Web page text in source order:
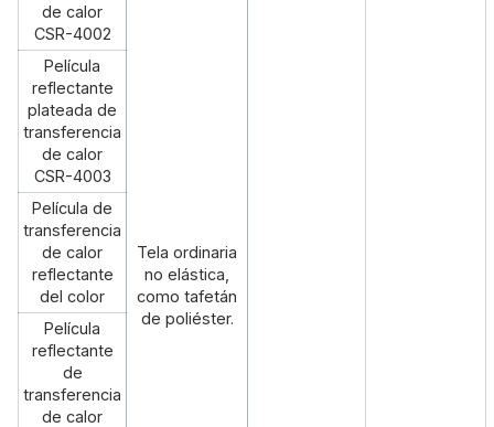
de calor
CSR-4002
Tela ordinaria
no elástica,
como tafetán
de poliéster.
Película
reflectante
plateada de
transferencia
de calor
CSR-4003
Película de
transferencia
de calor
reflectante
del color
Película
reflectante
de
transferencia
de calor